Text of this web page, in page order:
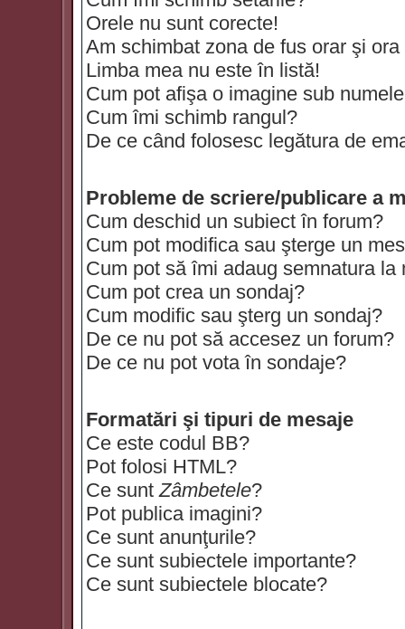
Orele nu sunt corecte!
Am schimbat zona de fus orar şi
Limba mea nu este în listă!
Cum pot afişa o imagine sub
Cum îmi schimb rangul?
De ce când folosesc legătura de
Probleme de scriere/publicare a
Cum deschid un subiect în forum?
Cum pot modifica sau şterge un
Cum pot să îmi adaug semnatura la
Cum pot crea un sondaj?
Cum modific sau şterg un sondaj?
De ce nu pot să accesez un forum?
De ce nu pot vota în sondaje?
Formatări şi tipuri de mesaje
Ce este codul BB?
Pot folosi HTML?
Ce suntZâmbetele?
Pot publica imagini?
Ce sunt anunţurile?
Ce sunt subiectele importante?
Ce sunt subiectele blocate?